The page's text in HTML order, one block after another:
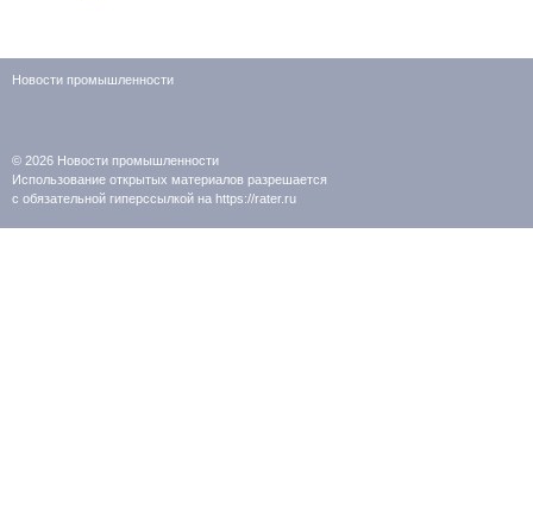
Новости промышленности
© 2026 Новости промышленности
Использование открытых материалов разрешается
с обязательной гиперссылкой на https://rater.ru